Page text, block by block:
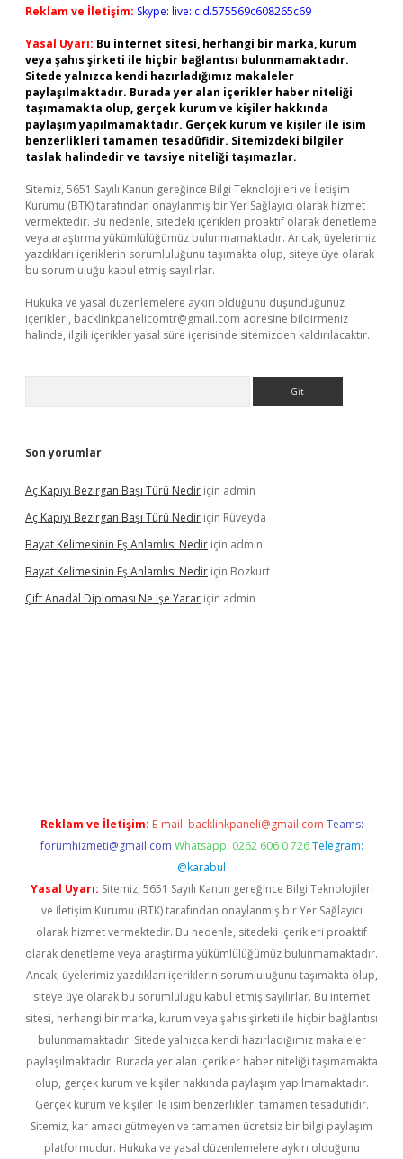
Reklam ve İletişim: Skype: live:.cid.575569c608265c69
Yasal Uyarı: Bu internet sitesi, herhangi bir marka, kurum
veya şahıs şirketi ile hiçbir bağlantısı bulunmamaktadır.
Sitede yalnızca kendi hazırladığımız makaleler
paylaşılmaktadır. Burada yer alan içerikler haber niteliği
taşımamakta olup, gerçek kurum ve kişiler hakkında
paylaşım yapılmamaktadır. Gerçek kurum ve kişiler ile isim
benzerlikleri tamamen tesadüfidir. Sitemizdeki bilgiler
taslak halindedir ve tavsiye niteliği taşımazlar.
Sitemiz, 5651 Sayılı Kanun gereğince Bilgi Teknolojileri ve İletişim
Kurumu (BTK) tarafından onaylanmış bir Yer Sağlayıcı olarak hizmet
vermektedir. Bu nedenle, sitedeki içerikleri proaktif olarak denetleme
veya araştırma yükümlülüğümüz bulunmamaktadır. Ancak, üyelerimiz
yazdıkları içeriklerin sorumluluğunu taşımakta olup, siteye üye olarak
bu sorumluluğu kabul etmiş sayılırlar.
Hukuka ve yasal düzenlemelere aykırı olduğunu düşündüğünüz
içerikleri, backlinkpanelicomtr@gmail.com adresine bildirmeniz
halinde, ilgili içerikler yasal süre içerisinde sitemizden kaldırılacaktır.
Son yorumlar
Aç Kapıyı Bezirgan Başı Türü Nedir için admin
Aç Kapıyı Bezirgan Başı Türü Nedir için Rüveyda
Bayat Kelimesinin Eş Anlamlısı Nedir için admin
Bayat Kelimesinin Eş Anlamlısı Nedir için Bozkurt
Çift Anadal Diploması Ne Işe Yarar için admin
Reklam ve İletişim: E-mail: backlinkpaneli@gmail.com Teams:
forumhizmeti@gmail.com Whatsapp: 0262 606 0 726 Telegram:
@karabul
Yasal Uyarı: Sitemiz, 5651 Sayılı Kanun gereğince Bilgi Teknolojileri
ve İletişim Kurumu (BTK) tarafından onaylanmış bir Yer Sağlayıcı
olarak hizmet vermektedir. Bu nedenle, sitedeki içerikleri proaktif
olarak denetleme veya araştırma yükümlülüğümüz bulunmamaktadır.
Ancak, üyelerimiz yazdıkları içeriklerin sorumluluğunu taşımakta olup,
siteye üye olarak bu sorumluluğu kabul etmiş sayılırlar. Bu internet
sitesi, herhangi bir marka, kurum veya şahıs şirketi ile hiçbir bağlantısı
bulunmamaktadır. Sitede yalnızca kendi hazırladığımız makaleler
paylaşılmaktadır. Burada yer alan içerikler haber niteliği taşımamakta
olup, gerçek kurum ve kişiler hakkında paylaşım yapılmamaktadır.
Gerçek kurum ve kişiler ile isim benzerlikleri tamamen tesadüfidir.
Sitemiz, kar amacı gütmeyen ve tamamen ücretsiz bir bilgi paylaşım
platformudur. Hukuka ve yasal düzenlemelere aykırı olduğunu